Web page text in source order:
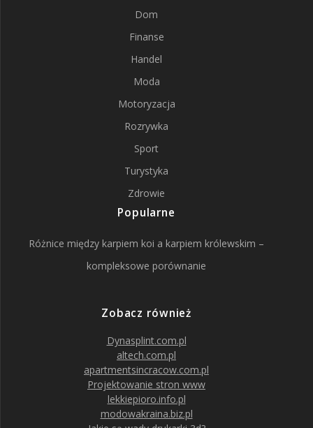
Dom
Finanse
Handel
Moda
Motoryzacja
Rozrywka
Sport
Turystyka
Zdrowie
Popularne
Różnice między karpiem koi a karpiem królewskim –
kompleksowe porównanie
Zobacz również
Dynasplint.com.pl
altech.com.pl
apartmentsincracow.com.pl
Projektowanie stron www
lekkiepioro.info.pl
modowakraina.biz.pl